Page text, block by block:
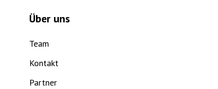
Über uns
Team
Kontakt
Partner